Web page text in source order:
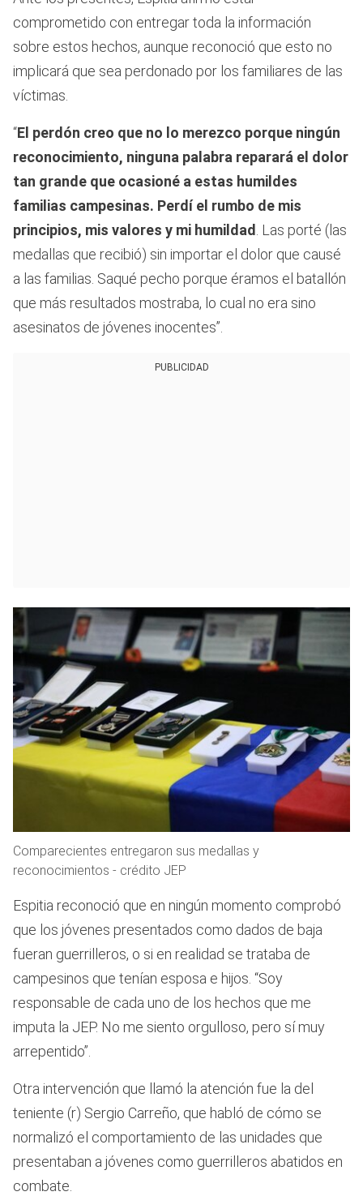
comprometido con entregar toda la información
sobre estos hechos, aunque reconoció que esto no
implicará que sea perdonado por los familiares de las
víctimas.
“El perdón creo que no lo merezco porque ningún
reconocimiento, ninguna palabra reparará el dolor
tan grande que ocasioné a estas humildes
familias campesinas. Perdí el rumbo de mis
principios, mis valores y mi humildad
. Las porté (las
medallas que recibió) sin importar el dolor que causé
a las familias. Saqué pecho porque éramos el batallón
que más resultados mostraba, lo cual no era sino
asesinatos de jóvenes inocentes”.
PUBLICIDAD
Comparecientes entregaron sus medallas y
reconocimientos - crédito JEP
Espitia reconoció que en ningún momento comprobó
que los jóvenes presentados como dados de baja
fueran guerrilleros, o si en realidad se trataba de
campesinos que tenían esposa e hijos. “Soy
responsable de cada uno de los hechos que me
imputa la JEP. No me siento orgulloso, pero sí muy
arrepentido”.
Otra intervención que llamó la atención fue la del
teniente (r) Sergio Carreño, que habló de cómo se
normalizó el comportamiento de las unidades que
presentaban a jóvenes como guerrilleros abatidos en
combate.